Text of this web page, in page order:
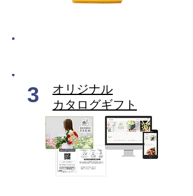
3
​オリジナル
カタログギフト